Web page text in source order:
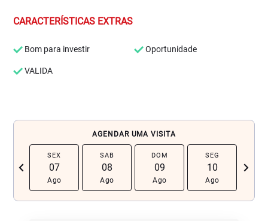
CARACTERÍSTICAS EXTRAS
Bom para investir Oportunidade
VALIDA
AGENDAR UMA VISITA
chevron_left
SEX
07
Ago
SAB
08
Ago
DOM
09
Ago
SEG
10
Ago
navigate_next